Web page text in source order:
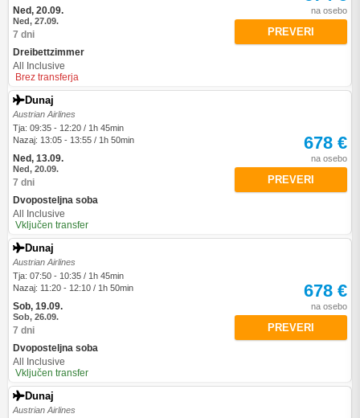
Ned, 20.09.
Ned, 27.09.
7 dni
Dreibettzimmer
All Inclusive
Brez transferja
na osebo
PREVERI
Dunaj
Austrian Airlines
Tja: 09:35 - 12:20 / 1h 45min
Nazaj: 13:05 - 13:55 / 1h 50min
Ned, 13.09.
Ned, 20.09.
7 dni
Dvoposteljna soba
All Inclusive
Vključen transfer
678 €
na osebo
PREVERI
Dunaj
Austrian Airlines
Tja: 07:50 - 10:35 / 1h 45min
Nazaj: 11:20 - 12:10 / 1h 50min
Sob, 19.09.
Sob, 26.09.
7 dni
Dvoposteljna soba
All Inclusive
Vključen transfer
678 €
na osebo
PREVERI
Dunaj
Austrian Airlines